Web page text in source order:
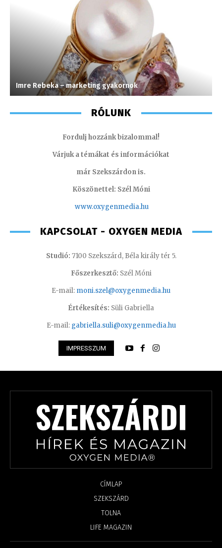
Imre Rebeka – marketing gyakornok
RÓLUNK
Fordulj hozzánk bizalommal!
Várjuk a témákat és információkat
már Szekszárdon is.
Köszönettel: Szél Móni
www.oxygenmedia.hu
KAPCSOLAT - OXYGEN MEDIA
Studió: 7100 Szekszárd, Béla király tér 5.
Főszerkesztő: Szél Móni
E-mail: moni.szel@oxygenmedia.hu
Értékesítés: Süli Gabriella
E-mail: gabriella.suli@oxygenmedia.hu
IMPRESSZUM
CÍMLAP
SZEKSZÁRD
TOLNA
LIFE MAGAZIN